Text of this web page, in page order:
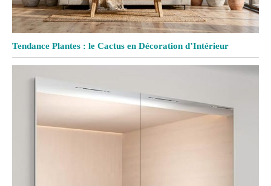
Tendance Plantes : le Cactus en Décoration d’Intérieur